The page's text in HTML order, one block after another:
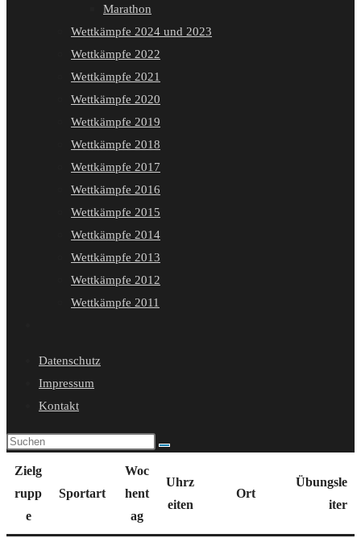
Marathon
Wettkämpfe 2024 und 2023
Wettkämpfe 2022
Wettkämpfe 2021
Wettkämpfe 2020
Wettkämpfe 2019
Wettkämpfe 2018
Wettkämpfe 2017
Wettkämpfe 2016
Wettkämpfe 2015
Wettkämpfe 2014
Wettkämpfe 2013
Wettkämpfe 2012
Wettkämpfe 2011
umschalten
Datenschutz
Impressum
Kontakt
Zielg
rupp
e
Sportart
Woc
hent
ag
Uhrz
eiten
Ort
Übungsle
iter